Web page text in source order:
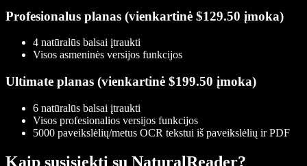
Profesionalus planas (vienkartinė $129.50 įmoka)
4 natūralūs balsai įtraukti
Visos asmeninės versijos funkcijos
Ultimate planas (vienkartinė $199.50 įmoka)
6 natūralūs balsai įtraukti
Visos profesionalios versijos funkcijos
5000 paveikslėlių/metus OCR tekstui iš paveikslėlių ir PDF
Kaip susisiekti su NaturalReader?